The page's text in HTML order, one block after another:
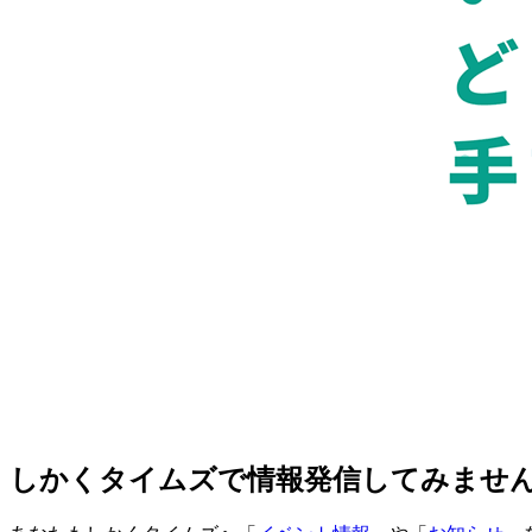
しかくタイムズで情報発信してみませ